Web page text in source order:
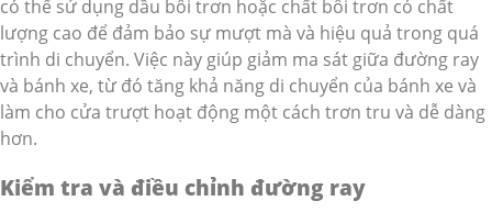
có thể sử dụng dầu bôi trơn hoặc chất bôi trơn có chất
lượng cao để đảm bảo sự mượt mà và hiệu quả trong quá
trình di chuyển. Việc này giúp giảm ma sát giữa đường ray
và bánh xe, từ đó tăng khả năng di chuyển của bánh xe và
làm cho cửa trượt hoạt động một cách trơn tru và dễ dàng
hơn.
Kiểm tra và điều chỉnh đường ray